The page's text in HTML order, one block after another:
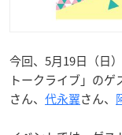
今回、5月19日（日
トークライブ」の
さん、 代永翼さん、